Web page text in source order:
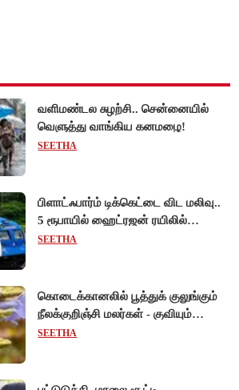
வளிமண்டல சுழற்சி.. சென்னையில்
வெளுத்து வாங்கிய கனமழை!
SEETHA
பிளாட்ஃபார்ம் டிக்கெட்டை விட மலிவு..
5 ரூபாயில் ஹைட்ரஜன் ரயிலில்
பயணிக்கலாம்!
SEETHA
கொடைக்கானலில் பூத்துக் குலுங்கும்
நீலக்குறிஞ்சி மலர்கள் - குவியும்
சுற்றுலாப் பயணிகள்!
SEETHA